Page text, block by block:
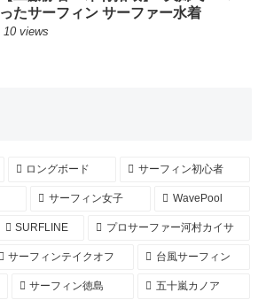
ったサーフィン サーファー水着
10 views
ロングボード サーフィン初心者
サーフィン女子 WavePool
SURFLINE プロサーファー河村カイサ
サーフィンテイクオフ 台風サーフィン
サーフィン徳島 五十嵐カノア